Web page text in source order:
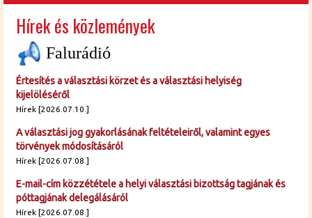
Hírek és közlemények
Falurádió
Értesítés a választási körzet és a választási helyiség
kijelöléséről
Hírek [2026.07.10.]
A választási jog gyakorlásának feltételeiről, valamint egyes
törvények módosításáról
Hírek [2026.07.08.]
E-mail-cím közzététele a helyi választási bizottság tagjának és
póttagjának delegálásáról
Hírek [2026.07.08.]